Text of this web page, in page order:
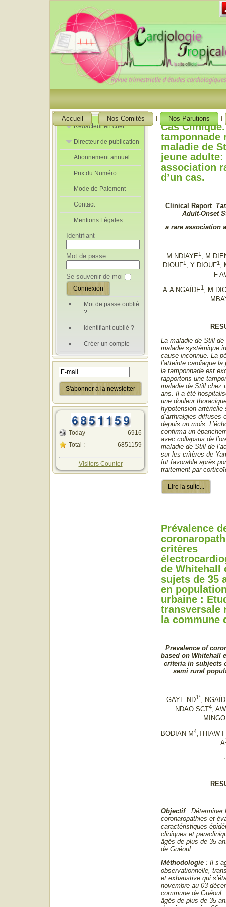
Accueil Nos Comités Nos Parutions
Rédacteur en chef
Rédacteurs en
Chef Adjoint
Directeur de publication
Directeur de
publication
adjoint
Abonnement annuel
Prix du Numéro
Mode de Paiement
Contact
Mentions Légales
Identifiant
Mot de passe
Se souvenir de moi
Mot de passe oublié
?
Identifiant oublié ?
Créer un compte
Today
Total :
6916
6851159
Visitors Counter
Cas
tamponnade
maladie de
jeune adulte:
association
d’un cas.
Clinical Report.
Adult-Onset
a rare association
M NDIAYE1, M
DIOUF1 , Y DIOUF1 ,
F
A.A NGAÏDE1, M
La maladie de Still de
maladie systémique
cause inconnue. La
l’atteinte cardiaque
la tamponnade est
rapportons une
maladie de Still chez
ans. Il a été
une douleur
hypotension artérielle
d’arthralgies diffuses
depuis un mois.
confirma un
avec collapsus de
maladie de Still de
sur les critères de
fut favorable après
traitement par
Lire la suite...
Prévalence
critères
de Whitehall
sujets de 35
en
urbaine :
transversale
la commune
Prevalence of
based on Whitehall
criteria in subjects
semi rural
GAYE ND1*
,
NDAO SCT4,
BODIAN M4 ,THIAW I
A
.
Objectif: Déterminer
coronaropathies et
caractéristiques
cliniques et
âgés de plus de 35
de Guéoul.
Méthodologie : Il
observationnelle,
et exhaustive qui
novembre au 03
commune de
âgés de plus de 35